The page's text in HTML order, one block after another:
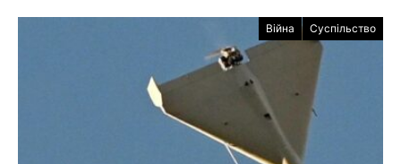
Війна Суспільство